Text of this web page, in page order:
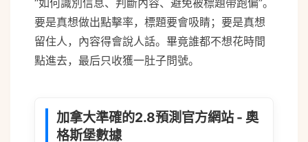
要是真想做出點擊率，標題要會吸睛；要是真想
留住人，內容得會說人話。畢竟誰都不想花時間
點進去，最后只收獲一肚子問號。
加拿大準確的2.8預測官方網站 - 奧
格斯堡數據